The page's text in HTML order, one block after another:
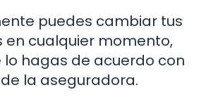
puedes cambiar tus
en cualquier momento,
lo hagas de acuerdo con
la aseguradora.